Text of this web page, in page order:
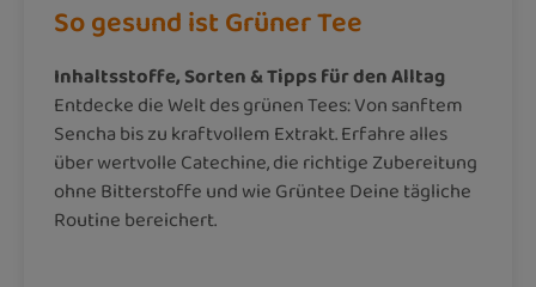
So gesund ist Grüner Tee
Inhaltsstoffe, Sorten & Tipps für den Alltag
Entdecke die Welt des grünen Tees: Von sanftem
Sencha bis zu kraftvollem Extrakt. Erfahre alles
über wertvolle Catechine, die richtige Zubereitung
ohne Bitterstoffe und wie Grüntee Deine tägliche
Routine bereichert.